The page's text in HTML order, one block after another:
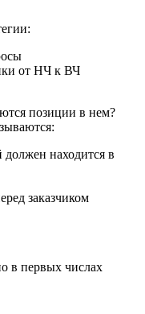
от НЧ к ВЧ
позиции в нем?
находится в
заказчиком
в первых числах